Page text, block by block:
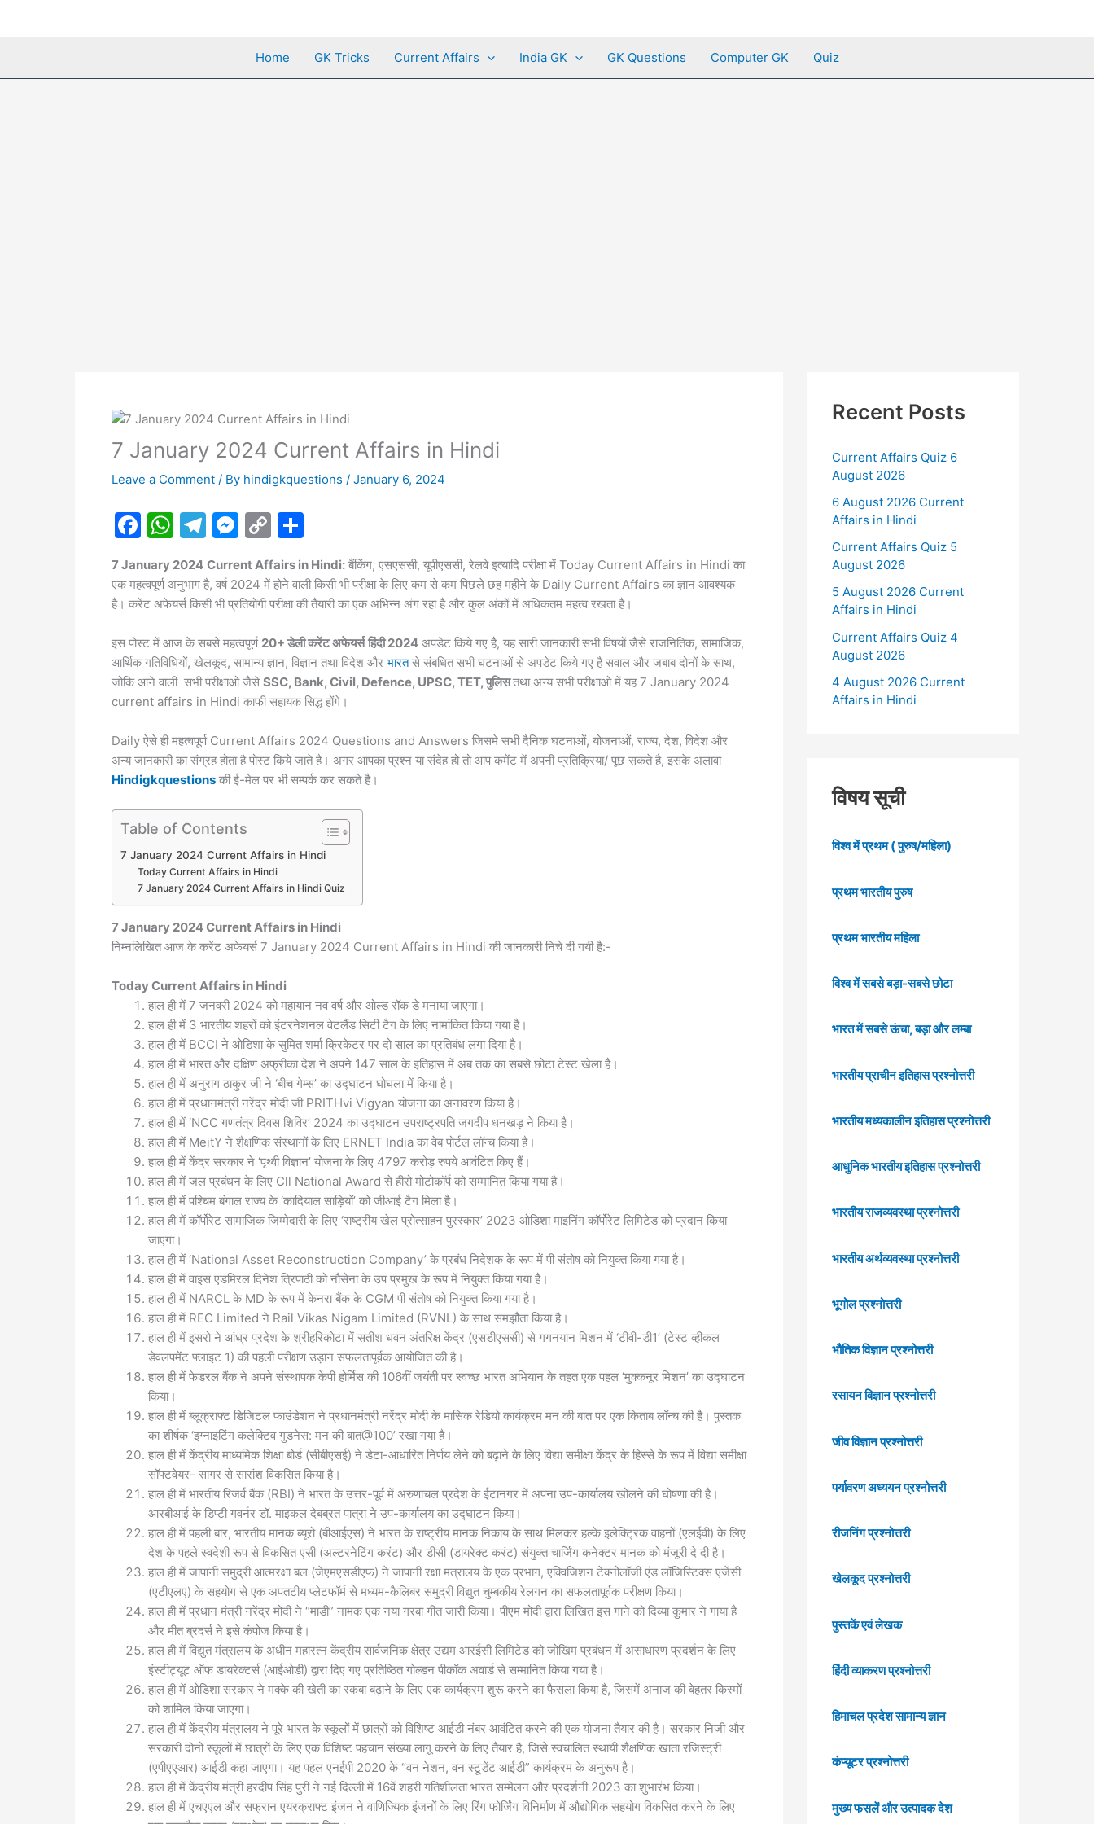
Home GK Tricks Current Affairs India GK GK Questions Computer GK Quiz
7 January 2024 Current Affairs in Hindi
Leave a Comment / By hindigkquestions / January 6, 2024
F
c
e
b
o
o
k
W
at
s
A
p
p
T
e
gr
a
m
M
s
s
n
g
er
C
o
p
y
Li
n
k
ar
e
7 January 2024 Current Affairs in Hindi: बैंकिंग, एसएससी, यूपीएससी, रेलवे इत्यादि परीक्षा में Today Current Affairs in Hindi का
एक महत्वपूर्ण अनुभाग है, वर्ष 2024 में होने वाली किसी भी परीक्षा के लिए कम से कम पिछले छह महीने के Daily Current Affairs का ज्ञान आवश्यक
है। करेंट अफेयर्स किसी भी प्रतियोगी परीक्षा की तैयारी का एक अभिन्न अंग रहा है और कुल अंकों में अधिकतम महत्व रखता है।
इस पोस्ट में आज के सबसे महत्वपूर्ण 20+ डेली करेंट अफेयर्स हिंदी 2024 अपडेट किये गए है, यह सारी जानकारी सभी विषयों जैसे राजनितिक, सामाजिक,
आर्थिक गतिविधियों, खेलकूद, सामान्य ज्ञान, विज्ञान तथा विदेश और भारतसे संबधित सभी घटनाओं से अपडेट किये गए है सवाल और जबाब दोनों के साथ,
जोकि आने वाली सभी परीक्षाओ जैसे SSC, Bank, Civil, Defence, UPSC, TET, पुलिसतथा अन्य सभी परीक्षाओ में यह 7 January 2024
current affairs in Hindi काफी सहायक सिद्ध होंगे।
Daily ऐसे ही महत्वपूर्ण Current Affairs 2024 Questions and Answers जिसमे सभी दैनिक घटनाओं, योजनाओं, राज्य, देश, विदेश और
अन्य जानकारी का संग्रह होता है पोस्ट किये जाते है। अगर आपका प्रश्न या संदेह हो तो आप कमेंट में अपनी प्रतिक्रिया/ पूछ सकते है, इसके अलावा
Hindigkquestions की ई-मेल पर भी सम्पर्क कर सकते है।
Table of Contents
7 January 2024 Current Affairs in Hindi
Today Current Affairs in Hindi
7 January 2024 Current Affairs in Hindi Quiz
7 January 2024Current Affairs in Hindi
निम्नलिखित आज के करेंट अफेयर्स 7 January 2024 Current Affairs in Hindi की जानकारी निचे दी गयी है:-
TodayCurrent Affairs in Hindi
हाल ही में 7 जनवरी 2024 को महायान नव वर्ष और ओल्ड रॉक डे मनाया जाएगा।
हाल ही में 3 भारतीय शहरों को इंटरनेशनल वेटलैंड सिटी टैग के लिए नामांकित किया गया है।
हाल ही में BCCI ने ओडिशा के सुमित शर्मा क्रिकेटर पर दो साल का प्रतिबंध लगा दिया है।
हाल ही में भारत और दक्षिण अफ्रीका देश ने अपने 147 साल के इतिहास में अब तक का सबसे छोटा टेस्ट खेला है।
हाल ही में अनुराग ठाकुर जी ने ‘बीच गेम्स’ का उद्घाटन घोघला में किया है।
हाल ही में प्रधानमंत्री नरेंद्र मोदी जी PRITHvi Vigyan योजना का अनावरण किया है।
हाल ही में ‘NCC गणतंत्र दिवस शिविर’ 2024 का उद्घाटन उपराष्ट्रपति जगदीप धनखड़ ने किया है।
हाल ही में MeitY ने शैक्षणिक संस्थानों के लिए ERNET India का वेब पोर्टल लॉन्च किया है।
हाल ही में केंद्र सरकार ने ‘पृथ्वी विज्ञान’ योजना के लिए 4797 करोड़ रुपये आवंटित किए हैं।
हाल ही में जल प्रबंधन के लिए Cll National Award से हीरो मोटोकॉर्प को सम्मानित किया गया है।
हाल ही में पश्चिम बंगाल राज्य के ‘कादियाल साड़ियों’ को जीआई टैग मिला है।
हाल ही में कॉर्पोरेट सामाजिक जिम्मेदारी के लिए ‘राष्ट्रीय खेल प्रोत्साहन पुरस्कार’ 2023 ओडिशा माइनिंग कॉर्पोरेट लिमिटेड को प्रदान किया
जाएगा।
हाल ही में ‘National Asset Reconstruction Company’ के प्रबंध निदेशक के रूप में पी संतोष को नियुक्त किया गया है।
हाल ही में वाइस एडमिरल दिनेश त्रिपाठी को नौसेना के उप प्रमुख के रूप में नियुक्त किया गया है।
हाल ही में NARCL के MD के रूप में केनरा बैंक के CGM पी संतोष को नियुक्त किया गया है।
हाल ही में REC Limited ने Rail Vikas Nigam Limited (RVNL) के साथ समझौता किया है।
हाल ही में इसरो ने आंध्र प्रदेश के श्रीहरिकोटा में सतीश धवन अंतरिक्ष केंद्र (एसडीएससी) से गगनयान मिशन में ‘टीवी-डी1’ (टेस्ट व्हीकल
डेवलपमेंट फ्लाइट 1) की पहली परीक्षण उड़ान सफलतापूर्वक आयोजित की है।
हाल ही में फेडरल बैंक ने अपने संस्थापक केपी होर्मिस की 106वीं जयंती पर स्वच्छ भारत अभियान के तहत एक पहल ‘मुक्कनूर मिशन’ का उद्घाटन
किया।
हाल ही में ब्लूक्राफ्ट डिजिटल फाउंडेशन ने प्रधानमंत्री नरेंद्र मोदी के मासिक रेडियो कार्यक्रम मन की बात पर एक किताब लॉन्च की है। पुस्तक
का शीर्षक ‘इग्नाइटिंग कलेक्टिव गुडनेस: मन की बात@100’ रखा गया है।
हाल ही में केंद्रीय माध्यमिक शिक्षा बोर्ड (सीबीएसई) ने डेटा-आधारित निर्णय लेने को बढ़ाने के लिए विद्या समीक्षा केंद्र के हिस्से के रूप में विद्या समीक्षा
सॉफ्टवेयर- सागर से सारांश विकसित किया है।
हाल ही में भारतीय रिजर्व बैंक (RBI) ने भारत के उत्तर-पूर्व में अरुणाचल प्रदेश के ईटानगर में अपना उप-कार्यालय खोलने की घोषणा की है।
आरबीआई के डिप्टी गवर्नर डॉ. माइकल देबब्रत पात्रा ने उप-कार्यालय का उद्घाटन किया।
हाल ही में पहली बार, भारतीय मानक ब्यूरो (बीआईएस) ने भारत के राष्ट्रीय मानक निकाय के साथ मिलकर हल्के इलेक्ट्रिक वाहनों (एलईवी) के लिए
देश के पहले स्वदेशी रूप से विकसित एसी (अल्टरनेटिंग करंट) और डीसी (डायरेक्ट करंट) संयुक्त चार्जिंग कनेक्टर मानक को मंजूरी दे दी है।
हाल ही में जापानी समुद्री आत्मरक्षा बल (जेएमएसडीएफ) ने जापानी रक्षा मंत्रालय के एक प्रभाग, एक्विजिशन टेक्नोलॉजी एंड लॉजिस्टिक्स एजेंसी
(एटीएलए) के सहयोग से एक अपतटीय प्लेटफॉर्म से मध्यम-कैलिबर समुद्री विद्युत चुम्बकीय रेलगन का सफलतापूर्वक परीक्षण किया।
हाल ही में प्रधान मंत्री नरेंद्र मोदी ने “माडी” नामक एक नया गरबा गीत जारी किया। पीएम मोदी द्वारा लिखित इस गाने को दिव्या कुमार ने गाया है
और मीत ब्रदर्स ने इसे कंपोज किया है।
हाल ही में विद्युत मंत्रालय के अधीन महारत्न केंद्रीय सार्वजनिक क्षेत्र उद्यम आरईसी लिमिटेड को जोखिम प्रबंधन में असाधारण प्रदर्शन के लिए
इंस्टीट्यूट ऑफ डायरेक्टर्स (आईओडी) द्वारा दिए गए प्रतिष्ठित गोल्डन पीकॉक अवार्ड से सम्मानित किया गया है।
हाल ही में ओडिशा सरकार ने मक्के की खेती का रकबा बढ़ाने के लिए एक कार्यक्रम शुरू करने का फैसला किया है, जिसमें अनाज की बेहतर किस्मों
को शामिल किया जाएगा।
हाल ही में केंद्रीय मंत्रालय ने पूरे भारत के स्कूलों में छात्रों को विशिष्ट आईडी नंबर आवंटित करने की एक योजना तैयार की है। सरकार निजी और
सरकारी दोनों स्कूलों में छात्रों के लिए एक विशिष्ट पहचान संख्या लागू करने के लिए तैयार है, जिसे स्वचालित स्थायी शैक्षणिक खाता रजिस्ट्री
(एपीएएआर) आईडी कहा जाएगा। यह पहल एनईपी 2020 के “वन नेशन, वन स्टूडेंट आईडी” कार्यक्रम के अनुरूप है।
हाल ही में केंद्रीय मंत्री हरदीप सिंह पुरी ने नई दिल्ली में 16वें शहरी गतिशीलता भारत सम्मेलन और प्रदर्शनी 2023 का शुभारंभ किया।
हाल ही में एचएएल और सफ्रान एयरक्राफ्ट इंजन ने वाणिज्यिक इंजनों के लिए रिंग फोर्जिंग विनिर्माण में औद्योगिक सहयोग विकसित करने के लिए
Recent Posts
Current Affairs Quiz 6
August 2026
6 August 2026 Current
Affairs in Hindi
Current Affairs Quiz 5
August 2026
5 August 2026 Current
Affairs in Hindi
Current Affairs Quiz 4
August 2026
4 August 2026 Current
Affairs in Hindi
विषय सूची
विश्व में प्रथम ( पुरुष/महिला)
प्रथम भारतीय पुरुष
प्रथम भारतीय महिला
विश्व में सबसे बड़ा-सबसे छोटा
भारत में सबसे ऊंचा, बड़ा और लम्बा
भारतीय प्राचीन इतिहास प्रश्नोत्तरी
भारतीय मध्यकालीन इतिहास प्रश्नोत्तरी
आधुनिक भारतीय इतिहास प्रश्नोत्तरी
भारतीय राजव्यवस्था प्रश्नोत्तरी
भारतीय अर्थव्यवस्था प्रश्नोत्तरी
भूगोल प्रश्नोत्तरी
भौतिक विज्ञान प्रश्नोत्तरी
रसायन विज्ञान प्रश्नोत्तरी
जीव विज्ञान प्रश्नोत्तरी
पर्यावरण अध्ययन प्रश्नोत्तरी
रीजनिंग प्रश्नोत्तरी
खेलकूद प्रश्नोत्तरी
पुस्तकें एवं लेखक
हिंदी व्याकरण प्रश्नोत्तरी
हिमाचल प्रदेश सामान्य ज्ञान
कंप्यूटर प्रश्नोत्तरी
मुख्य फसलें और उत्पादक देश